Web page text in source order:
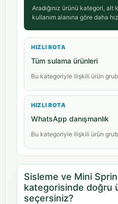
Aradığınız ürünü kategori, alt
kullanım alanına göre daha
HIZLI ROTA
Tüm sulama ürünleri
Bu kategoriyle ilişkili ürün
HIZLI ROTA
WhatsApp danışmanlık
Bu kategoriyle ilişkili ürün
Sisleme ve Mini
kategorisinde doğru
seçersiniz?